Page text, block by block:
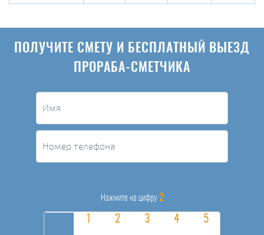
ПОЛУЧИТЕ СМЕТУ И БЕСПЛАТНЫЙ ВЫЕЗД
ПРОРАБА-СМЕТЧИКА
Нажмите на цифру 2